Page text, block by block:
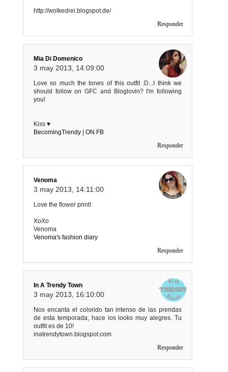
http://wolkedrei.blogspot.de/
Responder
Mia Di Domenico
3 may 2013, 14:09:00
Love so much the tones of this outfit :D...I think we
should follow on GFC and Bloglovin? I'm following
you!
Kiss ♥
BecomingTrendy | ON FB
Responder
Venoma
3 may 2013, 14:11:00
Love the flower print!
XoXo
Venoma
Venoma's fashion diary
Responder
In A Trendy Town
3 may 2013, 16:10:00
Nos encanta el colorido tan intenso de las prendas
de esta temporada, hace los looks muy alegres. Tu
outfit es de 10!
inatrendytown.blogspot.com
Responder